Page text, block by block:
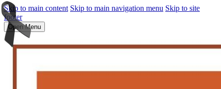
Skip to main content Skip to main navigation menu Skip to site
footer
Open Menu